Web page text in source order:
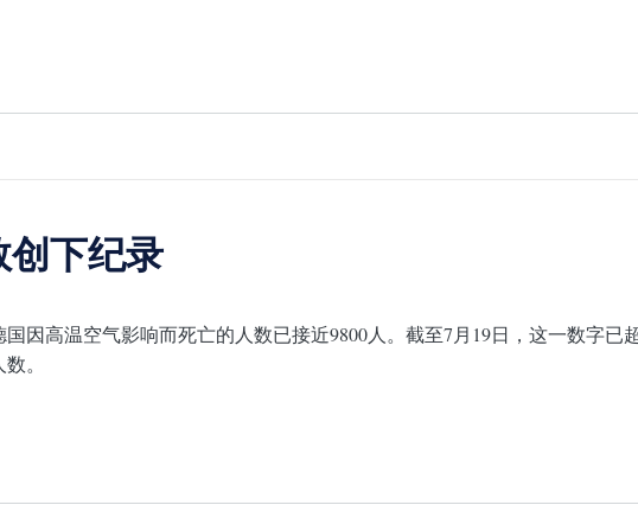
下纪录
国因高温空气影响而死亡的人数已接近9800人。截至7月19日，这一数字已
。